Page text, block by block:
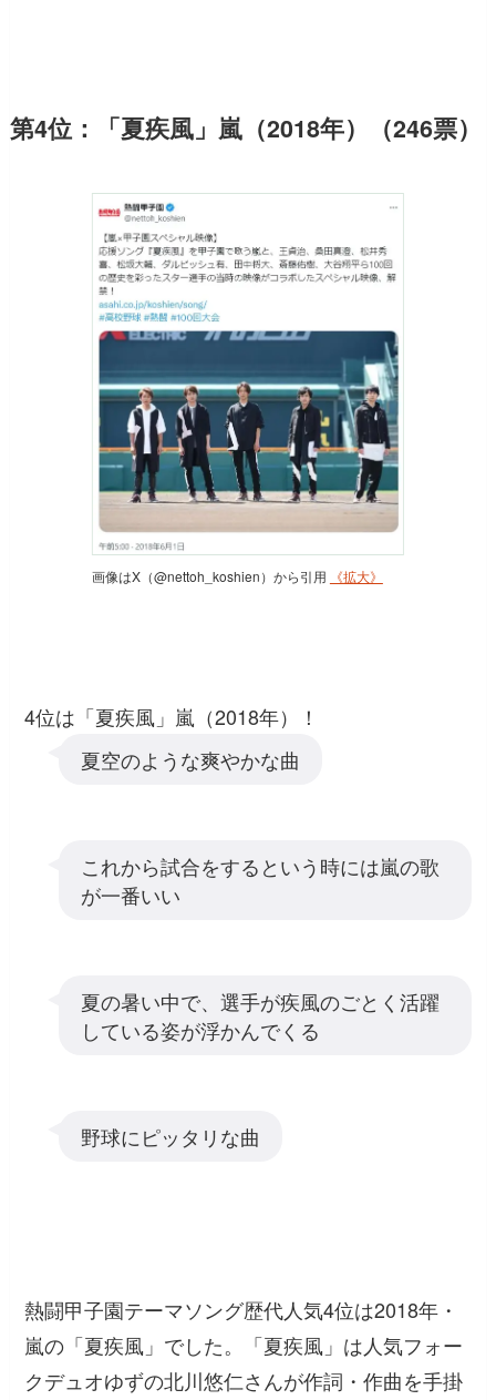
第4位：「夏疾風」嵐（2018年）（246票）
画像はX（@nettoh_koshien）から引用 《拡大》
4位は「夏疾風」嵐（2018年）！
夏空のような爽やかな曲
これから試合をするという時には嵐の歌
が一番いい
夏の暑い中で、選手が疾風のごとく活躍
している姿が浮かんでくる
野球にピッタリな曲
熱闘甲子園テーマソング歴代人気4位は2018年・
嵐の「夏疾風」でした。「夏疾風」は人気フォー
クデュオゆずの北川悠仁さんが作詞・作曲を手掛